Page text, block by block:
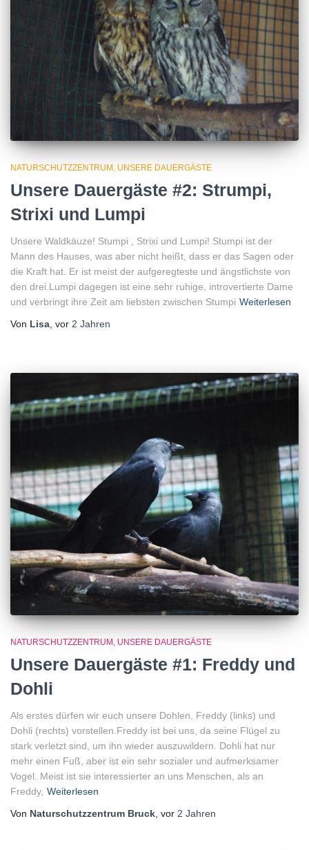
NATURSCHUTZZENTRUM UNSERE DAUERGÄSTE
Unsere Dauergäste #2: Strumpi,
Strixi und Lumpi
Unsere Waldkäuze! Stumpi , Strixi und Lumpi! Stumpi ist der
Mann des Hauses, was aber nicht heißt, dass er das Sagen oder
die Kraft hat. Er ist meist der aufgeregteste und ängstlichste von
den drei.Lumpi dagegen ist eine sehr ruhige, introvertierte Dame
und verbringt ihre Zeit am liebsten zwischen Stumpi Weiterlesen
Von Lisa , vor 2 Jahren
NATURSCHUTZZENTRUM UNSERE DAUERGÄSTE
Unsere Dauergäste #1: Freddy und
Dohli
Als erstes dürfen wir euch unsere Dohlen, Freddy (links) und
Dohli (rechts) vorstellen.Freddy ist bei uns, da seine Flügel zu
stark verletzt sind, um ihn wieder auszuwildern. Dohli hat nur
mehr einen Fuß, aber ist ein sehr sozialer und aufmerksamer
Vogel. Meist ist sie interessierter an uns Menschen, als an
Freddy, Weiterlesen
Von Naturschutzzentrum Bruck , vor 2 Jahren